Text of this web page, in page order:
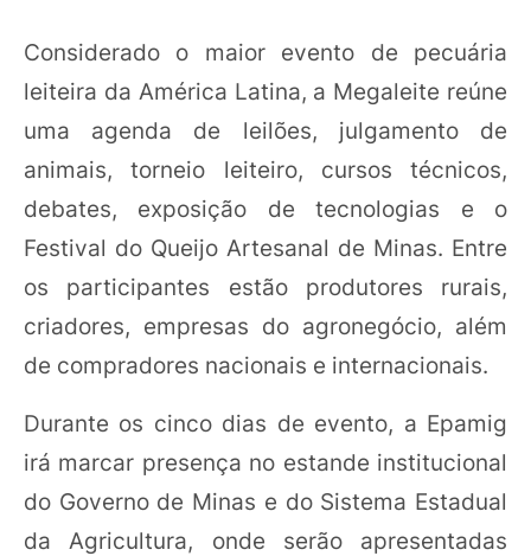
Considerado o maior evento de pecuária
leiteira da América Latina, a Megaleite reúne
uma agenda de leilões, julgamento de
animais, torneio leiteiro, cursos técnicos,
debates, exposição de tecnologias e o
Festival do Queijo Artesanal de Minas. Entre
os participantes estão produtores rurais,
criadores, empresas do agronegócio, além
de compradores nacionais e internacionais.
Durante os cinco dias de evento, a Epamig
irá marcar presença no estande institucional
do Governo de Minas e do Sistema Estadual
da Agricultura, onde serão apresentadas